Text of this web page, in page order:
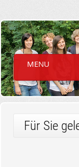
MENU
Für Sie